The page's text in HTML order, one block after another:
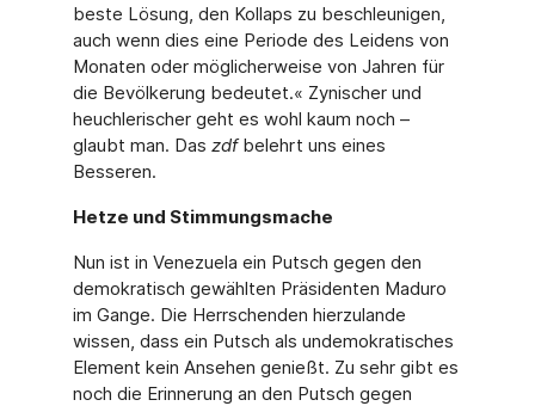
beste Lösung, den Kollaps zu beschleunigen,
auch wenn dies eine Periode des Leidens von
Monaten oder möglicherweise von Jahren für
die Bevölkerung bedeutet.« Zynischer und
heuchlerischer geht es wohl kaum noch –
glaubt man. Das zdfbelehrt uns eines
Besseren.
Hetze und Stimmungsmache
Nun ist in Venezuela ein Putsch gegen den
demokratisch gewählten Präsidenten Maduro
im Gange. Die Herrschenden hierzulande
wissen, dass ein Putsch als undemokratisches
Element kein Ansehen genießt. Zu sehr gibt es
noch die Erinnerung an den Putsch gegen